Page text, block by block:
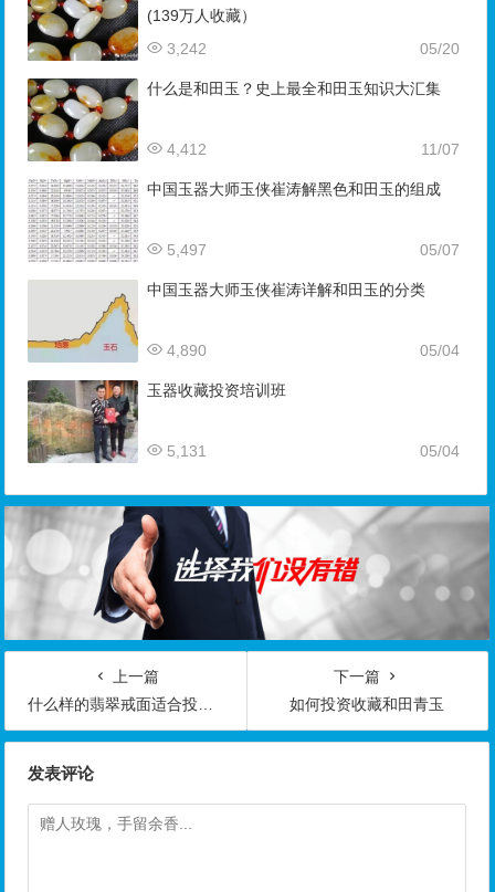
(139万人收藏）
05/20
3,242
什么是和田玉？史上最全和田玉知识大汇集
11/07
4,412
中国玉器大师玉侠崔涛解黑色和田玉的组成
05/07
5,497
中国玉器大师玉侠崔涛详解和田玉的分类
05/04
4,890
玉器收藏投资培训班
05/04
5,131
上一篇
什么样的翡翠戒面适合投资收藏？
下一篇
如何投资收藏和田青玉
发表评论